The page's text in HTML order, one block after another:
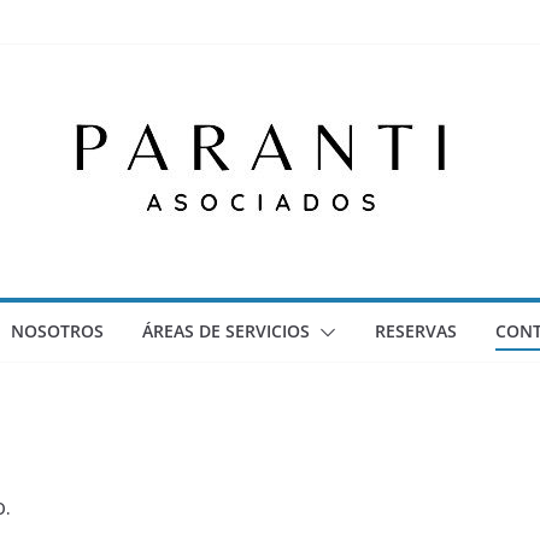
NOSOTROS ÁREAS DE SERVICIOS RESERVAS